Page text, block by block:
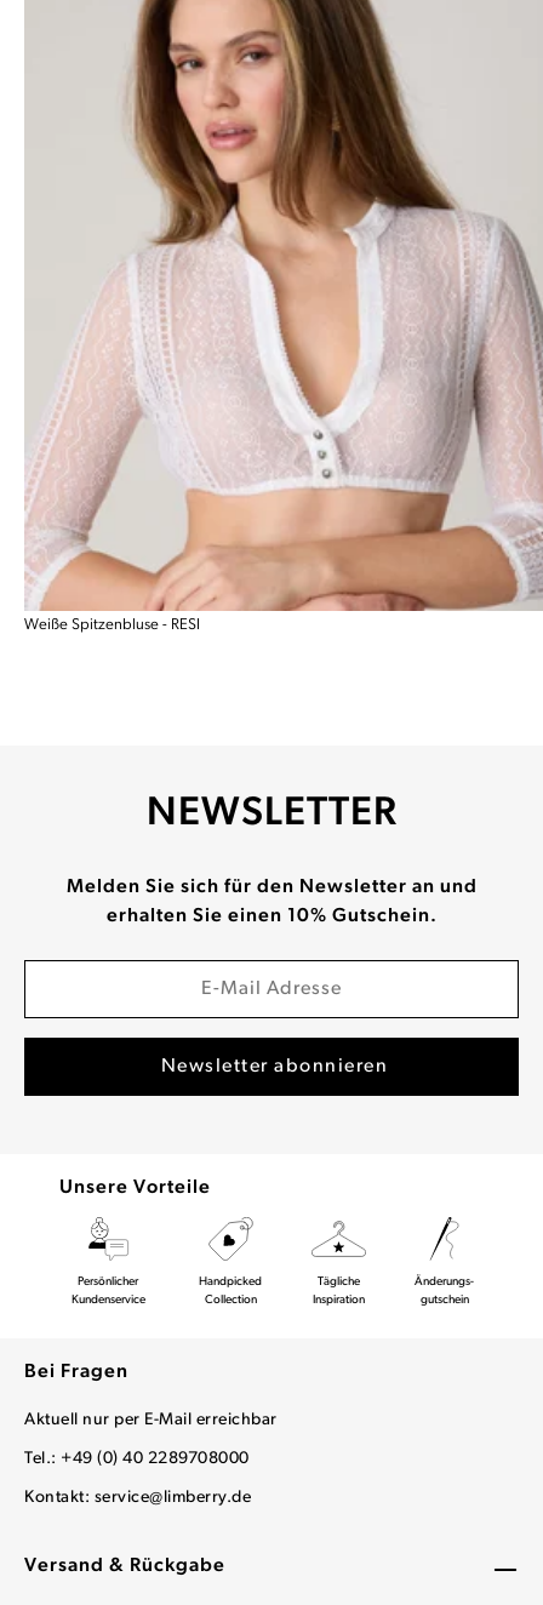
Weiße Spitzenbluse - RESI
Versand & Rückgabe
NEWSLETTER
Melden Sie sich für den Newsletter an und
erhalten Sie einen 10% Gutschein.
Unsere Vorteile
Persönlicher
Kundenservice
Handpicked
Collection
Tägliche
Inspiration
Änderungs-
gutschein
Bei Fragen
Aktuell nur per E-Mail erreichbar
Tel.: +49 (0) 40 2289708000
Kontakt: service@limberry.de